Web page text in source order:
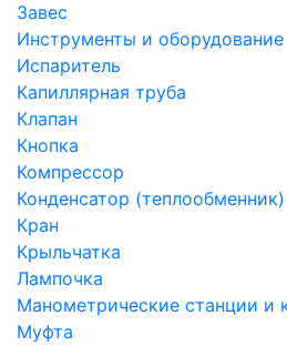
Завес
Инструменты и оборудование
Испаритель
Капиллярная труба
Клапан
Кнопка
Компрессор
Конденсатор (теплообменник)
Кран
Крыльчатка
Лампочка
Манометрические станции и
Муфта